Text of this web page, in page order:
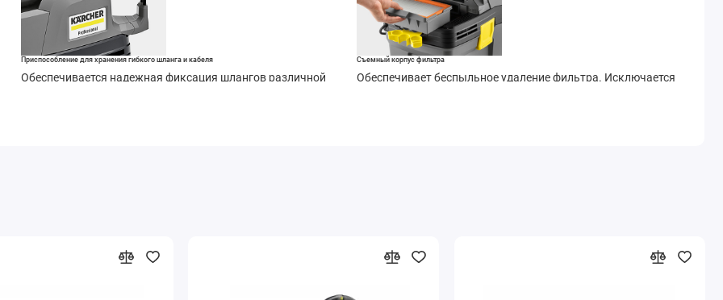
Приспособление для хранения гибкого шланга и кабеля
Обеспечивается надежная фиксация шлангов различной
Съемный корпус фильтра
Обеспечивает беспыльное удаление фильтра. Исключается
решение на рынке: до замены фильтра аппаратом можно собрать не менее 130 кг мелкой пыли.
выключения для работы с электроинструментом. Новая муфта для присоединения электроинструментов имеет